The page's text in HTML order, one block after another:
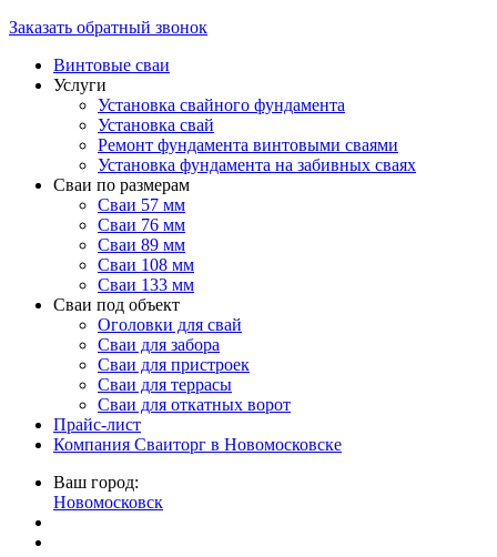
Заказать обратный звонок
Винтовые сваи
Услуги
Установка свайного фундамента
Установка свай
Ремонт фундамента винтовыми сваями
Установка фундамента на забивных сваях
Сваи по размерам
Сваи 57 мм
Сваи 76 мм
Сваи 89 мм
Сваи 108 мм
Сваи 133 мм
Сваи под объект
Оголовки для свай
Сваи для забора
Сваи для пристроек
Сваи для террасы
Сваи для откатных ворот
Прайс-лист
Компания Сваиторг в Новомосковске
Ваш город:
Новомосковск